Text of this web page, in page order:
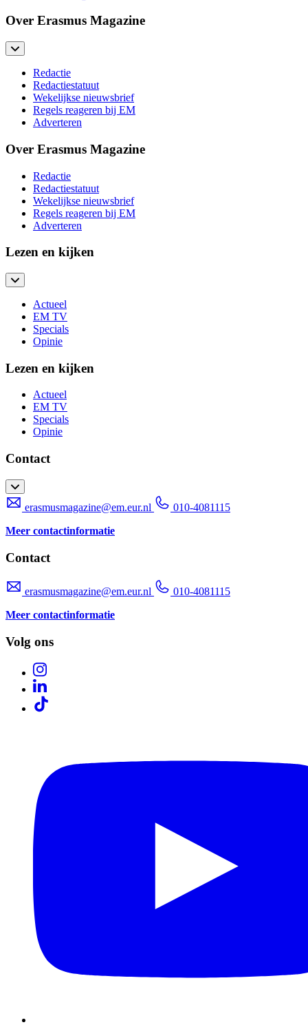
Over Erasmus Magazine
Redactie
Redactiestatuut
Wekelijkse nieuwsbrief
Regels reageren bij EM
Adverteren
Over Erasmus Magazine
Redactie
Redactiestatuut
Wekelijkse nieuwsbrief
Regels reageren bij EM
Adverteren
Lezen en kijken
Actueel
EM TV
Specials
Opinie
Lezen en kijken
Actueel
EM TV
Specials
Opinie
Contact
erasmusmagazine@em.eur.nl
010-4081115
Meer contactinformatie
Contact
erasmusmagazine@em.eur.nl
010-4081115
Meer contactinformatie
Volg ons